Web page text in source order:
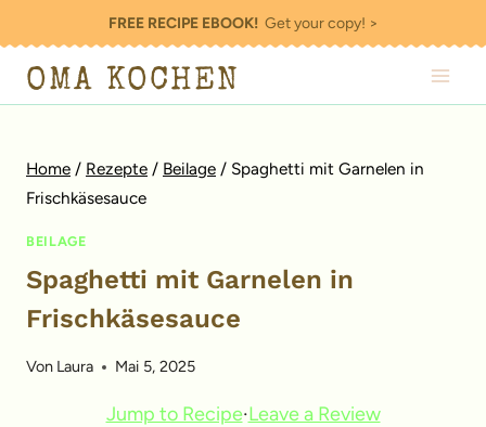
Inhalt
springen
FREE RECIPE EBOOK!Get your copy! >
OMA KOCHEN
Home / Rezepte / Beilage / Spaghetti mit Garnelen in
Frischkäsesauce
BEILAGE
Spaghetti mit Garnelen in
Frischkäsesauce
Von Laura Mai 5, 2025
Jump to Recipe·Leave a Review